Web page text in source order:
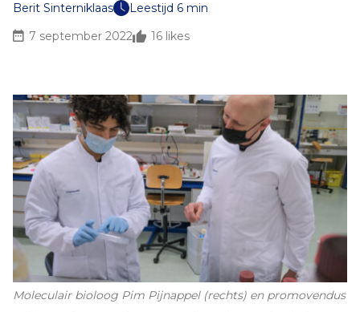
Berit Sinterniklaas
Leestijd 6 min
7 september 2022
16 likes
Moleculair bioloog Pim Pijnappel (rechts) en promovendus